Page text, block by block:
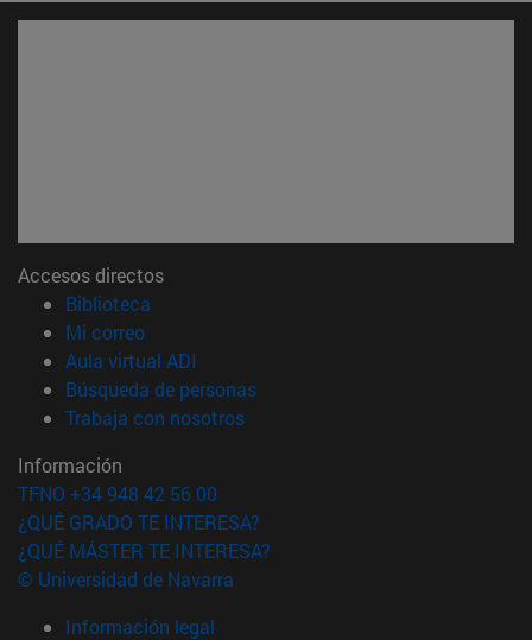
Accesos directos
Biblioteca
Mi correo(abre en nueva ventana)
Aula virtual ADI
Búsqueda de personas(abre en nueva ventana)
Trabaja con nosotros(abre en nueva ventana)
Información
TFNO +34 948 42 56 00
¿QUÉ GRADO TE INTERESA?
¿QUÉ MÁSTER TE INTERESA?
© Universidad de Navarra
Información legal